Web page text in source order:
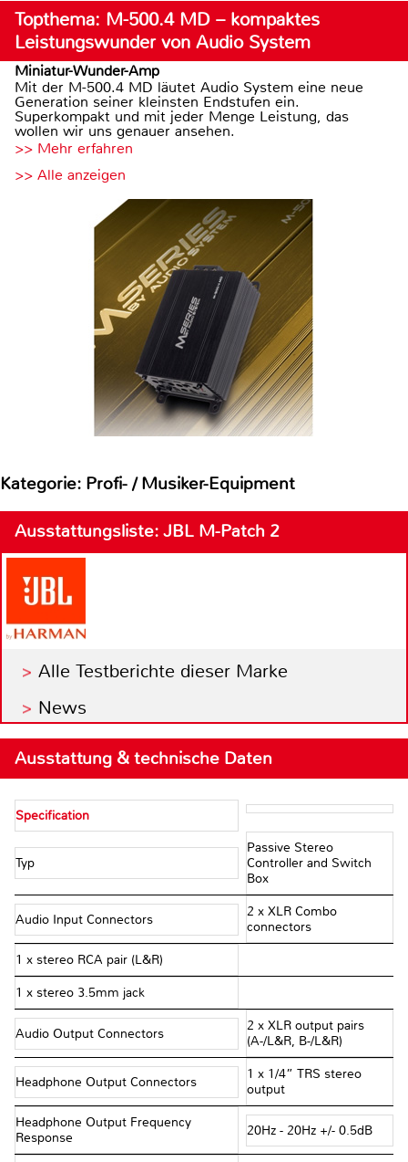
Topthema: M-500.4 MD – kompaktes
Leistungswunder von Audio System
Miniatur-Wunder-Amp
Mit der M-500.4 MD läutet Audio System eine neue
Generation seiner kleinsten Endstufen ein.
Superkompakt und mit jeder Menge Leistung, das
wollen wir uns genauer ansehen.
>> Mehr erfahren
>> Alle anzeigen
Kategorie: Profi- / Musiker-Equipment
Ausstattungsliste: JBL M-Patch 2
Alle Testberichte dieser Marke
News
Ausstattung & technische Daten
Specification
Typ
Passive Stereo
Controller and Switch
Box
Audio Input Connectors
2 x XLR Combo
connectors
1 x stereo RCA pair (L&R)
1 x stereo 3.5mm jack
Audio Output Connectors
2 x XLR output pairs
(A-/L&R, B-/L&R)
Headphone Output Connectors
1 x 1/4” TRS stereo
output
Headphone Output Frequency
Response
20Hz - 20Hz +/- 0.5dB